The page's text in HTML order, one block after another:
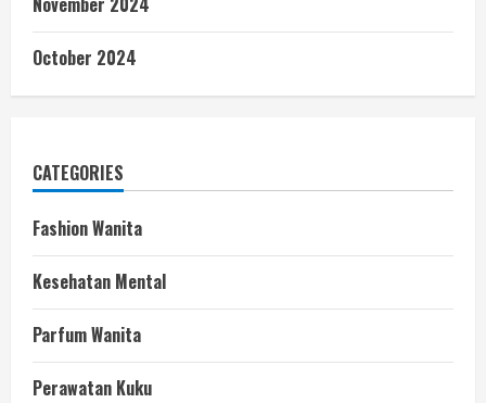
October 2024
CATEGORIES
Fashion Wanita
Kesehatan Mental
Parfum Wanita
Perawatan Kuku